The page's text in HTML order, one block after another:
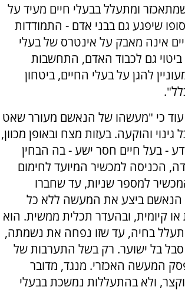
ומתעלל בבעלי חיים מעיד על
שיפגע גם בבני אדם - התמודדות
אינה מאבק על אינטרס של בעלי
ביטוי גם לכבוד האדם, התחשבות
להגן על בעלי החיים, ביטחון
כי "מעשהו של הנאשם מעורר שאט
גינוי והוקעה. בעזות מצח ובאופן מכוון,
- בעל חיים חסר ישע - בה הבחין
הכניסה למכשיר המיועד לחימום
למספר שניות, עד שחברו
הנאשם ביצע את המעשה ללא כל
קיומית, ובהעדר תכלית ממשית. הוא
בחיה, עד שזו נפחה את נשמתה,
בל ישוער. רק בשל התערבות של
המעשה האכזרי. מנגד, מדובר
ולא בהתעללות נמשכת בבעלי